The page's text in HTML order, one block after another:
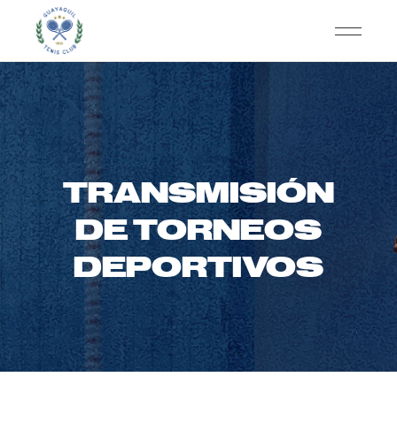
TRANSMISIÓN
DE TORNEOS
DEPORTIVOS